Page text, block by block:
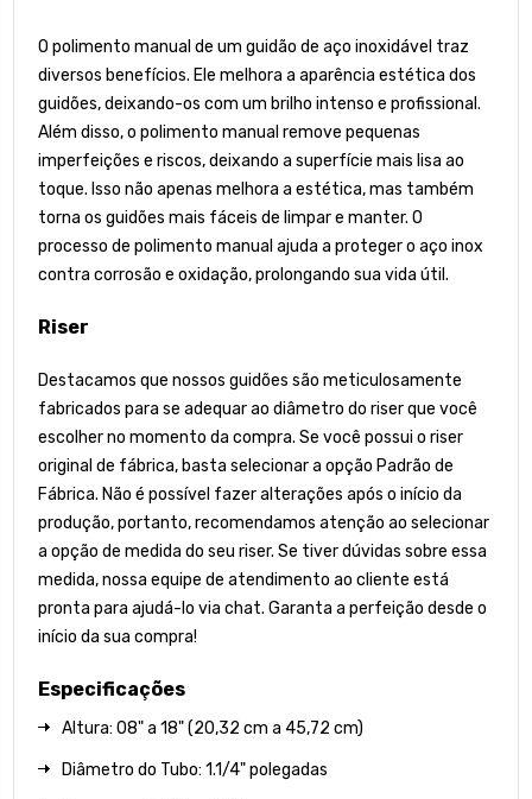
O polimento manual de um guidão de aço inoxidável traz
diversos benefícios. Ele melhora a aparência estética dos
guidões, deixando-os com um brilho intenso e profissional.
Além disso, o polimento manual remove pequenas
imperfeições e riscos, deixando a superfície mais lisa ao
toque. Isso não apenas melhora a estética, mas também
torna os guidões mais fáceis de limpar e manter. O
processo de polimento manual ajuda a proteger o aço inox
contra corrosão e oxidação, prolongando sua vida útil.
Riser
Destacamos que nossos guidões são meticulosamente
fabricados para se adequar ao diâmetro do riser que você
escolher no momento da compra. Se você possui o riser
original de fábrica, basta selecionar a opção Padrão de
Fábrica. Não é possível fazer alterações após o início da
produção, portanto, recomendamos atenção ao selecionar
a opção de medida do seu riser. Se tiver dúvidas sobre essa
medida, nossa equipe de atendimento ao cliente está
pronta para ajudá-lo via chat. Garanta a perfeição desde o
início da sua compra!
Especificações
Altura: 08" a 18" (20,32 cm a 45,72 cm)
Diâmetro do Tubo: 1.1/4" polegadas